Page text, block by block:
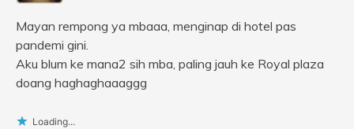
Mayan rempong ya mbaaa, menginap di hotel pas
pandemi gini.
Aku blum ke mana2 sih mba, paling jauh ke Royal plaza
doang haghaghaaaggg
Loading...